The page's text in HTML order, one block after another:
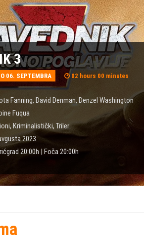
3
06. SEPTEMBRA 02 hours 00 minutes
Fanning, David Denman, Denzel Washington
Fuqua
, Kriminalistički, Triler
2023.
20:00h | Foča 20:00h